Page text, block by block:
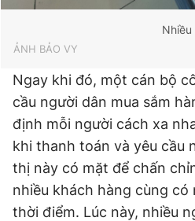
ẢNH BẢO VY
Ngay khi đó, một cán bộ
cầu người dân mua sắm
định mỗi người cách xa
khi thanh toán và yêu cầu
thị này có mặt để chấn
nhiều khách hàng cùng
thời điểm. Lúc này, nhiều